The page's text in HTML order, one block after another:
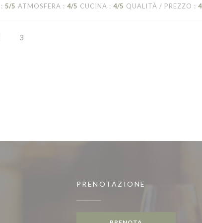
: 5/5 ATMOSFERA : 4/5 CUCINA : 4/5 QUALITÀ / PREZZO : 4
3
PRENOTAZIONE